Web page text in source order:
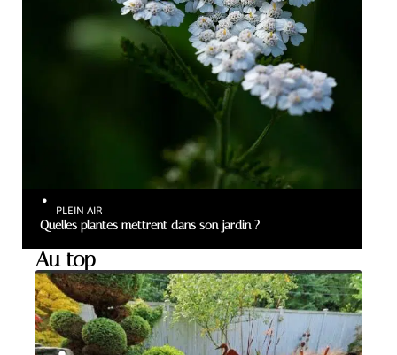
PLEIN AIR
Quelles plantes mettrent dans son jardin ?
Au top